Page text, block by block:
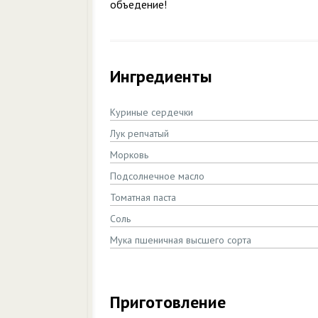
объедение!
Ингредиенты
Куриные сердечки
Лук репчатый
Морковь
Подсолнечное масло
Томатная паста
Соль
Мука пшеничная высшего сорта
Приготовление